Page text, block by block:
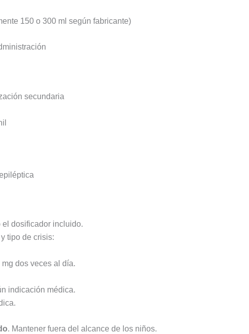
150 o 300 ml según fabricante)
secundaria
dosificador incluido.
tipo de crisis:
dos veces al día.
indicación médica.
. Mantener fuera del alcance de los niños.